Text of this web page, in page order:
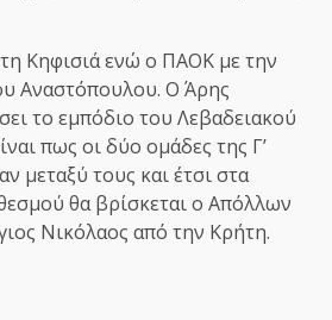
Κηφισιά ενώ ο ΠΑΟΚ με την
Αναστόπουλου. Ο Άρης
το εμπόδιο του Λεβαδειακού
πως οι δύο ομάδες της Γ’
μεταξύ τους και έτσι στα
θα βρίσκεται ο Απόλλων
Νικόλαος από την Κρήτη.